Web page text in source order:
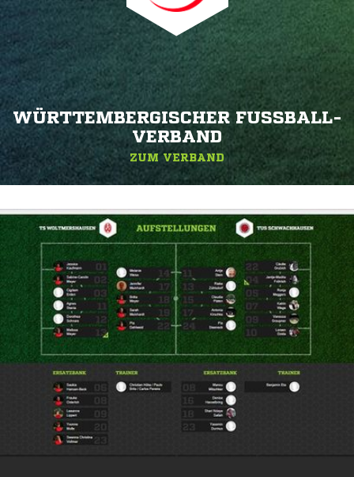
WÜRTTEMBERGISCHER FUSSBALL-V
ERBAND
ZUM VERBAND